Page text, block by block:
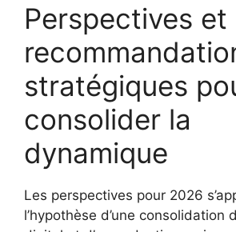
Perspectives et
stratégiques
consolider la
dynamique
Les perspectives pour 2026
l’hypothèse d’une consolidation